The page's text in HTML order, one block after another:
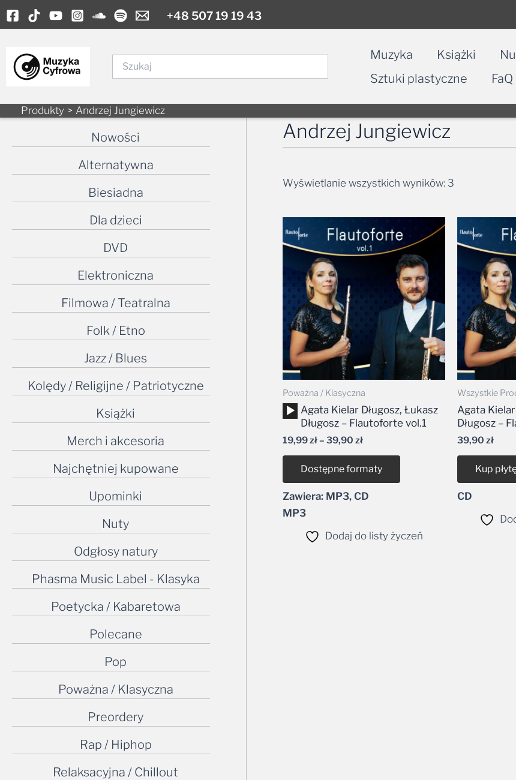
Skip
to
+48 507 19 19 43
Muzyka Książki
Sztuki plastyczne
FaQ
Produkty Andrzej Jungiewicz
Nowości
Alternatywna
Biesiadna
Dla dzieci
DVD
Elektroniczna
Filmowa / Teatralna
Folk / Etno
Jazz / Blues
Kolędy / Religijne / Patriotyczne
Książki
Merch i akcesoria
Najchętniej kupowane
Upominki
Nuty
Odgłosy natury
Phasma Music Label - Klasyka
Poetycka / Kabaretowa
Polecane
Pop
Poważna / Klasyczna
Preordery
Rap / Hiphop
Relaksacyjna / Chillout
Andrzej Jungiewicz
Wyświetlanie wszystkich wyników: 3
Poważna / Klasyczna
Odtwarzacz
plików
dźwiękowych
Agata Kielar Długosz, Łukasz
Długosz – Flautoforte vol.1
19,99zł– 39,90zł
cen:
od
19,99 zł
39,90 zł
Dostępne formaty
Zawiera: MP3, CD
MP3
Dodaj do listy życzeń
Wszystkie
Agata
Długosz –
39,90 zł
Kup
CD